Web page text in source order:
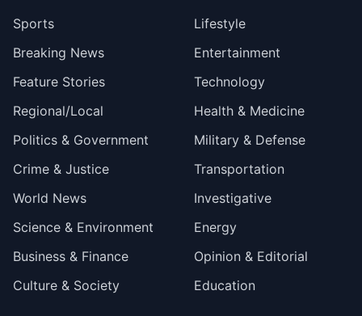
Sports
Breaking News
Feature Stories
Regional/Local
Politics & Government
Crime & Justice
World News
Science & Environment
Business & Finance
Culture & Society
Lifestyle
Entertainment
Technology
Health & Medicine
Military & Defense
Transportation
Investigative
Energy
Opinion & Editorial
Education